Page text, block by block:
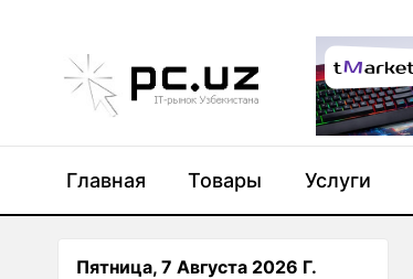
Главная Товары Услуги
Пятница, 7 Августа 2026 Г.